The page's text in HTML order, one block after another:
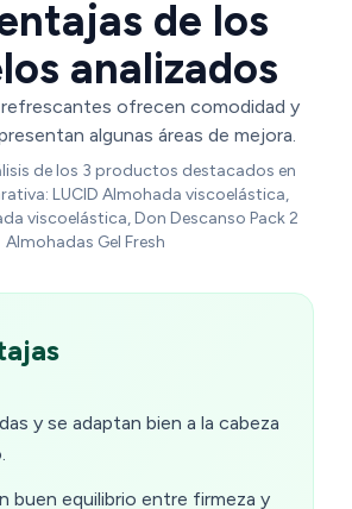
de los
analizados
refrescantes ofrecen comodidad y
algunas áreas de mejora.
de los 3 productos destacados en
LUCID Almohada viscoelástica,
viscoelástica, Don Descanso Pack 2
Almohadas Gel Fresh
y se adaptan bien a la cabeza
buen equilibrio entre firmeza y